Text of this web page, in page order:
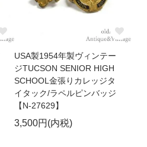
USA製1954年製ヴィンテー
ジTUCSON SENIOR HIGH
SCHOOL金張りカレッジタ
イタック/ラペルピンバッジ
【N-27629】
3,500円(内税)